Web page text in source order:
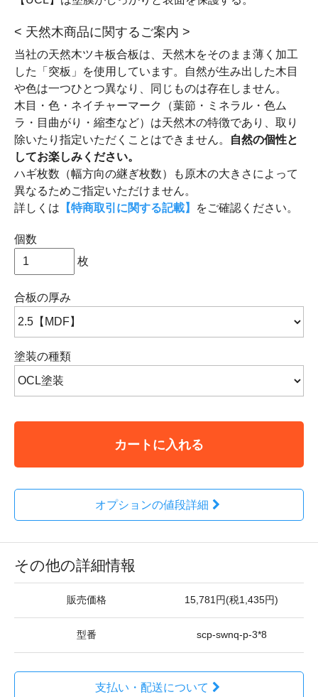
< 天然木商品に関するご案内 >
当社の天然木ツキ板合板は、天然木をそのまま薄く加工
した「突板」を使用しています。自然が生み出した木目
や色は一つひとつ異なり、同じものは存在しません。
木目・色・ネイチャーマーク（葉節・ミネラル・色ム
ラ・目曲がり・縮杢など）は天然木の特徴であり、取り
除いたり指定いただくことはできません。
自然の個性と
してお楽しみください。
ハギ枚数（幅方向の継ぎ枚数）も原木の大きさによって
異なるためご指定いただけません。
詳しくは 【特商取引に関する記載】 をご確認ください。
個数
枚
合板の厚み
塗装の種類
カートに入れる
オプションの値段詳細
その他の詳細情報
販売価格 15,781円(税1,435円)
型番 scp-swnq-p-3*8
支払い・配送について